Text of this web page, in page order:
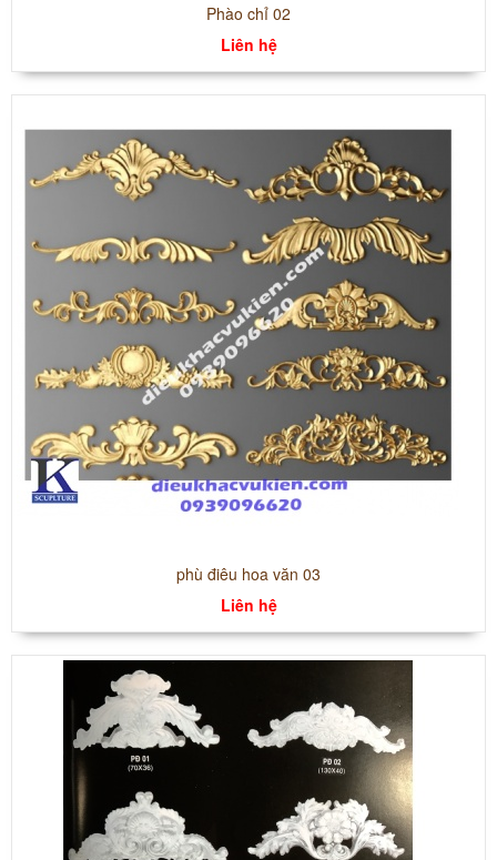
Phào chỉ 02
Liên hệ
phù điêu hoa văn 03
Liên hệ